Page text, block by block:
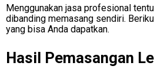
Menggunakan jasa profesional
dibanding memasang sendiri.
yang bisa Anda dapatkan.
Hasil Pemasangan